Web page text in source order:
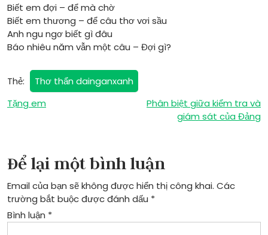
Biết em đợi – để mà chờ
Biết em thương – để câu thơ vơi sầu
Anh ngu ngơ biết gì đâu
Báo nhiêu năm vẫn một câu – Đợi gì?
Thẻ: Thơ thẩn dainganxanh
Điều
bài
viết
Tặng em
Phân biệt giữa kiểm tra và
giám sát của Đảng
Để lại một bình luận
Email của bạn sẽ không được hiển thị công khai. Các
trường bắt buộc được đánh dấu *
Bình luận *